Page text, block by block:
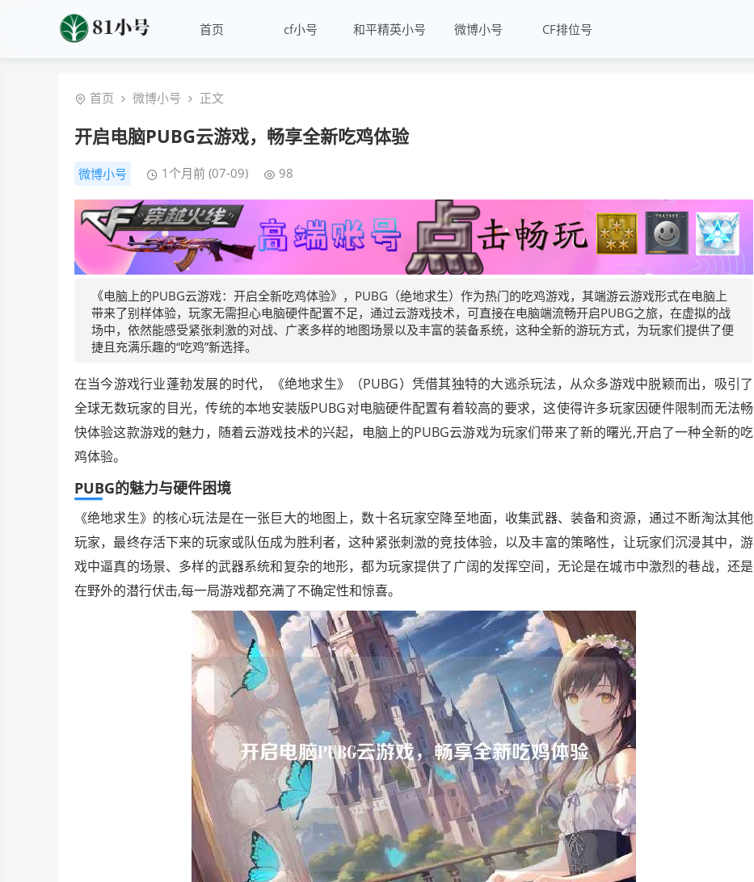
首页 cf小号 和平精英小号 微博小号 CF排位号
首页 微博小号 正文
开启电脑PUBG云游戏，畅享全新吃鸡体验
微博小号 1个月前 (07-09) 98
《电脑上的PUBG云游戏：开启全新吃鸡体验》，PUBG（绝地求生）作为热门的吃鸡游戏，其端游云游戏形式在电脑上
带来了别样体验，玩家无需担心电脑硬件配置不足，通过云游戏技术，可直接在电脑端流畅开启PUBG之旅，在虚拟的战
场中，依然能感受紧张刺激的对战、广袤多样的地图场景以及丰富的装备系统，这种全新的游玩方式，为玩家们提供了便
捷且充满乐趣的“吃鸡”新选择。
在当今游戏行业蓬勃发展的时代，《绝地求生》（PUBG）凭借其独特的大逃杀玩法，从众多游戏中脱颖而出，吸引了
全球无数玩家的目光，传统的本地安装版PUBG对电脑硬件配置有着较高的要求，这使得许多玩家因硬件限制而无法畅
快体验这款游戏的魅力，随着云游戏技术的兴起，电脑上的PUBG云游戏为玩家们带来了新的曙光,开启了一种全新的吃
鸡体验。
PUBG的魅力与硬件困境
《绝地求生》的核心玩法是在一张巨大的地图上，数十名玩家空降至地面，收集武器、装备和资源，通过不断淘汰其他
玩家，最终存活下来的玩家或队伍成为胜利者，这种紧张刺激的竞技体验，以及丰富的策略性，让玩家们沉浸其中，游
戏中逼真的场景、多样的武器系统和复杂的地形，都为玩家提供了广阔的发挥空间，无论是在城市中激烈的巷战，还是
在野外的潜行伏击,每一局游戏都充满了不确定性和惊喜。